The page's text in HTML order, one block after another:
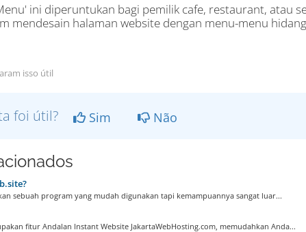
ini diperuntukan bagi pemilik cafe, restaurant, atau
mendesain halaman website dengan menu-menu
isso útil
foi útil? Sim Não
sebuah program yang mudah digunakan tapi kemampuannya sangat luar...
fitur Andalan Instant Website JakartaWebHosting.com, memudahkan Anda...